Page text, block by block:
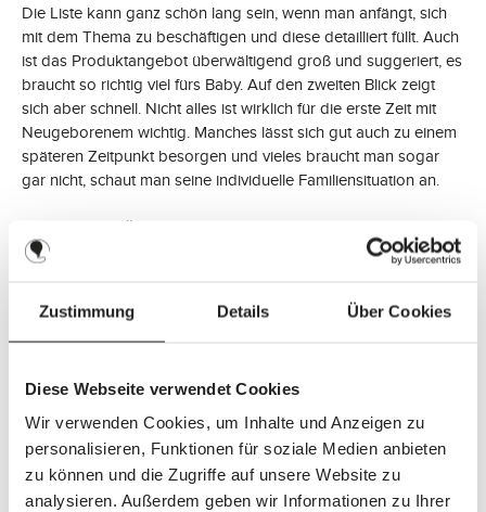
Zustimmung Details Über Cookies
Diese Webseite verwendet Cookies
Wir verwenden Cookies, um Inhalte und Anzeigen zu
personalisieren, Funktionen für soziale Medien anbieten
zu können und die Zugriffe auf unsere Website zu
analysieren. Außerdem geben wir Informationen zu Ihrer
Die Liste kann ganz schön lang sein, wenn man anfängt, sich
mit dem Thema zu beschäftigen und diese detailliert füllt. Auch
ist das Produktangebot überwältigend groß und suggeriert, es
braucht so richtig viel fürs Baby. Auf den zweiten Blick zeigt
sich aber schnell. Nicht alles ist wirklich für die erste Zeit mit
Neugeborenem wichtig. Manches lässt sich gut auch zu einem
späteren Zeitpunkt besorgen und vieles braucht man sogar
gar nicht, schaut man seine individuelle Familiensituation an.
Damit Du den Überblick behältst und Dir die
Kaufentscheidungen leichter fallen, haben wir eine Checkliste
konzentriert, die zu Beginn wirklich wichtig und hilfreich sind.
Deine erste, ausführliche Liste solltest Du aber dennoch nicht
aus den Augen verlieren. Denn vieles, was draufsteht, brauchst
Du unter Umständen später. Du kannst sie nutzen, um den ein
oder anderen Einkauf bereits zu planen oder einfach, um